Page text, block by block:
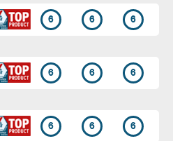
6 6 6
6 6 6
6 6 6